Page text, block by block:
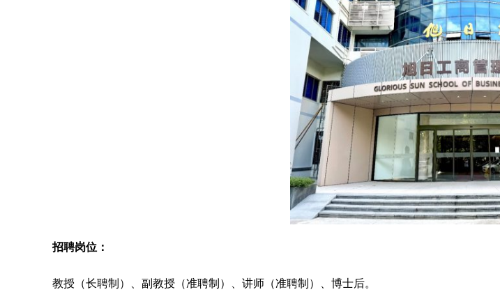
招聘岗位：
教授（长聘制）、副教授（准聘制）、讲师（准聘制）、博士后。